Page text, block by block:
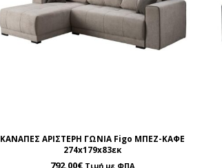
ΚΑΝΑΠΕΣ ΑΡΙΣΤΕΡΗ ΓΩΝΙΑ Figo ΜΠΕΖ-ΚΑΦΕ
274x179x83εκ
792,00€ Τιμή με ΦΠΑ